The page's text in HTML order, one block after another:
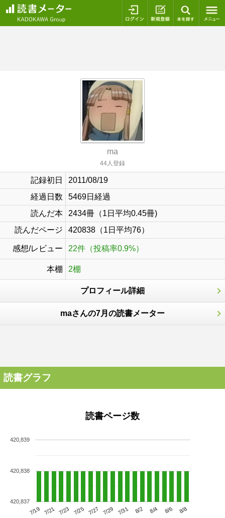
ログイン 新規登録
ma
44人登録
記録初日
2011/08/19
経過日数
5469日経過
読んだ本
2434冊（1日平均0.45冊)
読んだページ
420838（1日平均76）
感想/レビュー 22件（投稿率0.9%）
本棚 2棚
プロフィール詳細
maさんの7月の読書メーター
読書グラフ
読書ページ数
7/19 7/21 7/23 7/25 7/27 7/29 7/31 8/2 8/4 8/6 8/8
420,837
420,838
420,839